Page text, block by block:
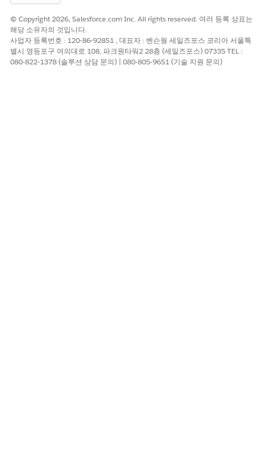
이 기사를 통해 문제를 해결했습니까?
개선을 위한 의견을 보내주세요.
© Copyright 2026, Salesforce.com Inc. All rights reserved. 여러 등록 상표는
해당 소유자의 것입니다.
사업자 등록번호 : 120-86-92851 , 대표자 : 벤슨웡 세일즈포스 코리아 서울특
별시 영등포구 여의대로 108, 파크원타워2 28층 (세일즈포스) 07335 TEL :
080-822-1378 (솔루션 상담 문의) | 080-805-9651 (기술 지원 문의)